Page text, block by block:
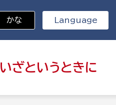
いざと いうときに
かな Language